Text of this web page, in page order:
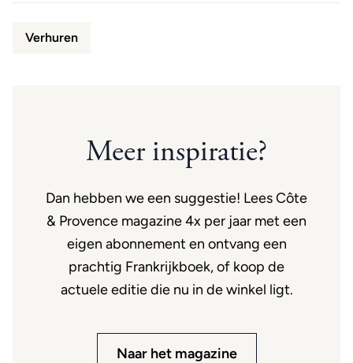
Verhuren
Meer inspiratie?
Dan hebben we een suggestie! Lees Côte
& Provence magazine 4x per jaar met een
eigen abonnement en ontvang een
prachtig Frankrijkboek, of koop de
actuele editie die nu in de winkel ligt.
Naar het magazine